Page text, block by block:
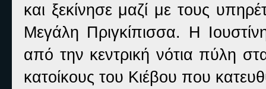
και ξεκίνησε μαζί με τους
Μεγάλη Πριγκίπισσα. Η
από την κεντρική νότια πύλη
κατοίκους του Κιέβου που